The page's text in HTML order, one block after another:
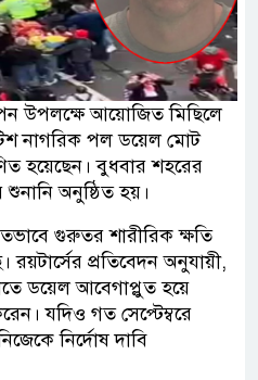
উপলক্ষে আয়োজিত মিছিলে
নাগরিক পল ডয়েল মোট
হয়েছেন। বুধবার শহরের
অনুষ্ঠিত হয়।
গুরুতর শারীরিক ক্ষতি
প্রতিবেদন অনুযায়ী,
ডয়েল আবেগাপ্লুত হয়ে
যদিও গত সেপ্টেম্বরে
নির্দোষ দাবি